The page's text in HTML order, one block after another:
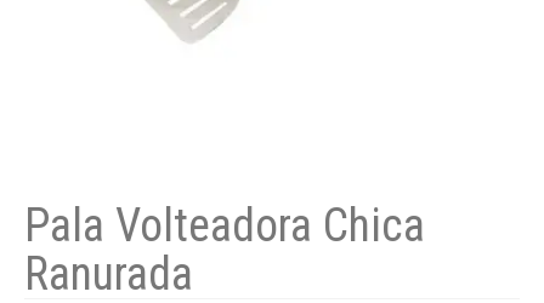
Pala Volteadora Chica
Ranurada